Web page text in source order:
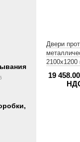
Двери
19